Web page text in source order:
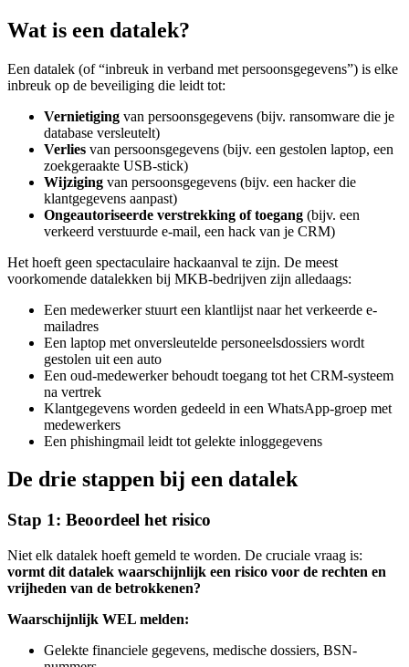
Wat is een datalek?
Een datalek (of “inbreuk in verband met persoonsgegevens”) is elke
inbreuk op de beveiliging die leidt tot:
Vernietiging van persoonsgegevens (bijv. ransomware die je
database versleutelt)
Verlies van persoonsgegevens (bijv. een gestolen laptop, een
zoekgeraakte USB-stick)
Wijziging van persoonsgegevens (bijv. een hacker die
klantgegevens aanpast)
Ongeautoriseerde verstrekking of toegang (bijv. een
verkeerd verstuurde e-mail, een hack van je CRM)
Het hoeft geen spectaculaire hackaanval te zijn. De meest
voorkomende datalekken bij MKB-bedrijven zijn alledaags:
Een medewerker stuurt een klantlijst naar het verkeerde e-
mailadres
Een laptop met onversleutelde personeelsdossiers wordt
gestolen uit een auto
Een oud-medewerker behoudt toegang tot het CRM-systeem
na vertrek
Klantgegevens worden gedeeld in een WhatsApp-groep met
medewerkers
Een phishingmail leidt tot gelekte inloggegevens
De drie stappen bij een datalek
Stap 1: Beoordeel het risico
Niet elk datalek hoeft gemeld te worden. De cruciale vraag is:
vormt dit datalek waarschijnlijk een risico voor de rechten en
vrijheden van de betrokkenen?
Waarschijnlijk WEL melden:
Gelekte financiele gegevens, medische dossiers, BSN-